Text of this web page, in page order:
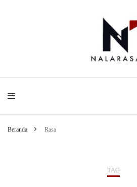
Nalarasa
Beranda Rasa
TAG